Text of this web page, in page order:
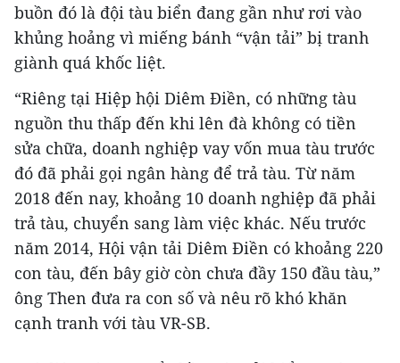
buồn đó là đội tàu biển đang gần như rơi vào
khủng hoảng vì miếng bánh “vận tải” bị tranh
giành quá khốc liệt.
“Riêng tại Hiệp hội Diêm Điền, có những tàu
nguồn thu thấp đến khi lên đà không có tiền
sửa chữa, doanh nghiệp vay vốn mua tàu trước
đó đã phải gọi ngân hàng để trả tàu. Từ năm
2018 đến nay, khoảng 10 doanh nghiệp đã phải
trả tàu, chuyển sang làm việc khác. Nếu trước
năm 2014, Hội vận tải Diêm Điền có khoảng 220
con tàu, đến bây giờ còn chưa đầy 150 đầu tàu,”
ông Then đưa ra con số và nêu rõ khó khăn
cạnh tranh với tàu VR-SB.